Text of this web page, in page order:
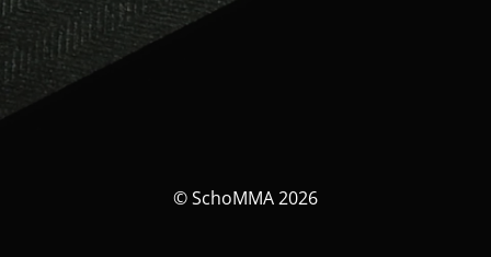
© SchoMMA 2026